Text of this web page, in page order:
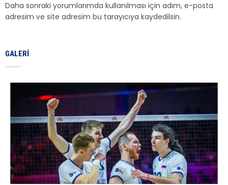
Daha sonraki yorumlarımda kullanılması için adım, e-posta
adresim ve site adresim bu tarayıcıya kaydedilsin.
GALERI